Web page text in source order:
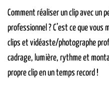
Comment réaliser un clip avec un
professionnel ? C’est ce que
clips et vidéaste/photographe
cadrage, lumière, rythme et
propre clip en un temps record !